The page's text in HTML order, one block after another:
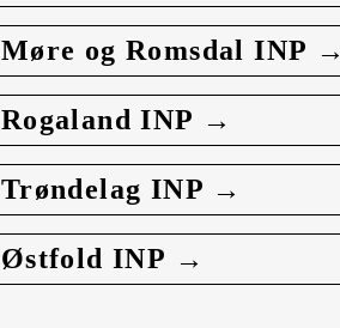
Møre og Romsdal INP →
Rogaland INP →
Trøndelag INP →
Østfold INP →